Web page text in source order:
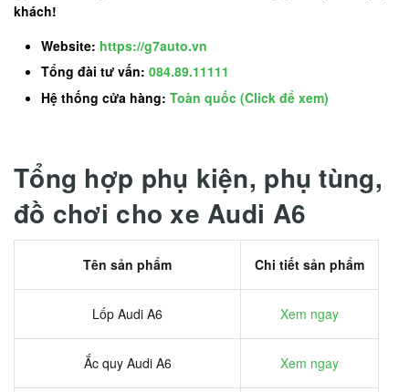
khách!
Website: https://g7auto.vn
Tổng đài tư vấn: 084.89.11111
Hệ thống cửa hàng: Toàn quốc (Click để xem)
Tổng hợp phụ kiện, phụ tùng,
đồ chơi cho xe Audi A6
Tên sản phẩm Chi tiết sản phẩm
Lốp Audi A6 Xem ngay
Ắc quy Audi A6 Xem ngay